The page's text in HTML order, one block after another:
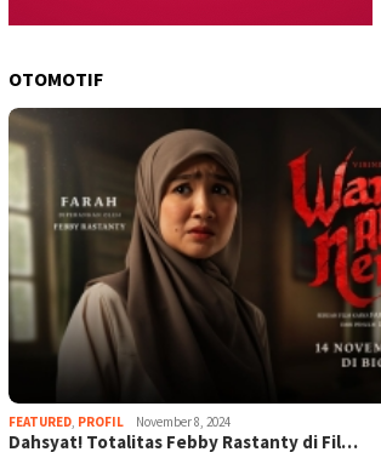
OTOMOTIF
FEATURED, PROFIL November 8, 2024
Dahsyat! Totalitas Febby Rastanty di Fil…